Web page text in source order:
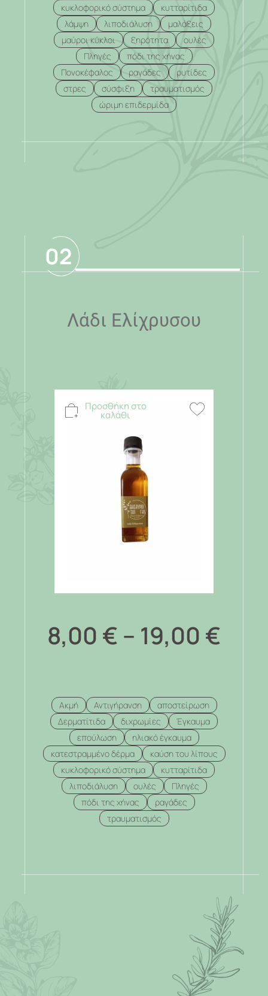
κυκλοφορικό σύστημα
κυτταρίτιδα
λάμψη
λιποδιάλυση
μαλάξεις
μαύροι κύκλοι
ξηρότητα
ουλές
Πληγές
πόδι της χήνας
Πονοκέφαλος
ραγάδες
ρυτίδες
στρες
σύσφιξη
τραυματισμός
ώριμη επιδερμίδα
.
02
Λάδι Ελίχρυσου
Προσθήκη στο
καλάθι
8,00 € – 19,00 €
Ακμή Αντιγήρανση
αποστείρωση
Δερματίτιδα
διχρωμίες
Έγκαυμα
επούλωση
ηλιακό έγκαυμα
κατεστραμμένο δέρμα
καύση του λίπους
κυκλοφορικό σύστημα
κυτταρίτιδα
λιποδιάλυση
ουλές
Πληγές
πόδι της χήνας
ραγάδες
τραυματισμός
.